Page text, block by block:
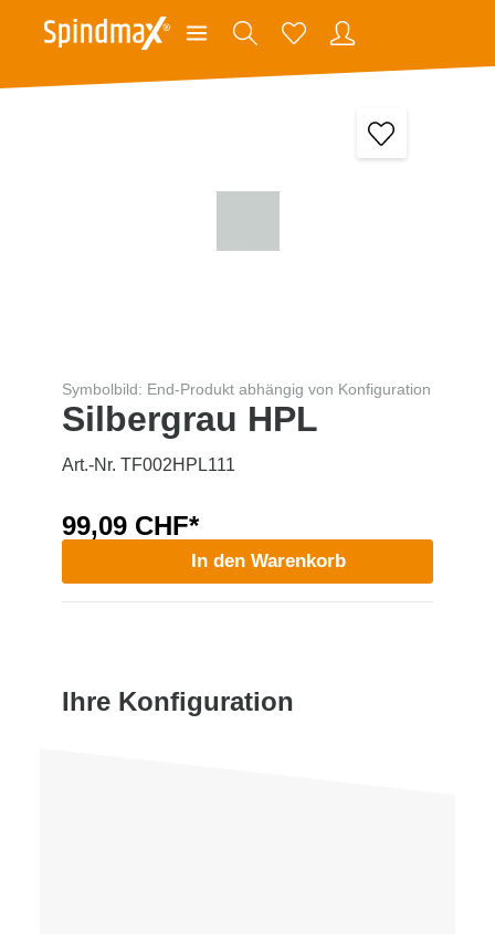
Symbolbild: End-Produkt abhängig von Konfiguration
Silbergrau HPL
Art.-Nr. TF002HPL111
99,09 CHF*
In den Warenkorb
Ihre Konfiguration